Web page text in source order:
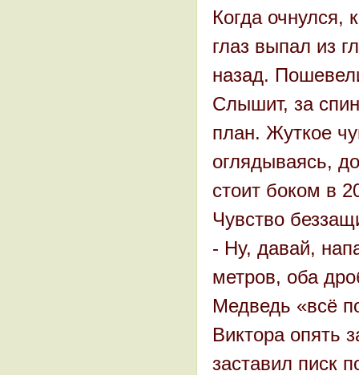
Когда очнулся,
глаз выпал из
назад.
Слышит, за
план. Жуткое
оглядываясь,
стоит боком в
Чувство
- Ну, давай,
метров, оба
Медведь «всё
Виктора опять
заставил писк